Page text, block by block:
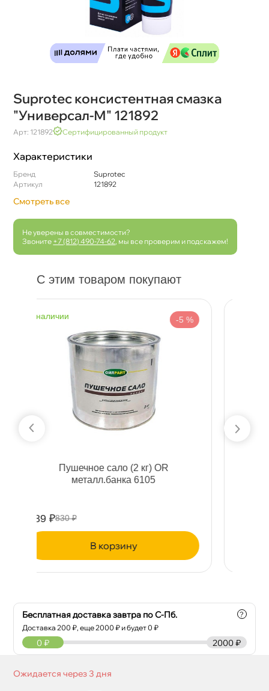
Suprotec консистентная смазка
"Универсал-М" 121892
Арт: 121892 Сертифицированный продукт
Характеристики
Бренд
Suprotec
Артикул
121892
Смотреть все
Не уверены в совместимости?
Звоните +7 (812) 490-74-62 , мы все проверим и подскажем!
С этим товаром покупают
наличии
Gazpromneft Compressor Oil-46 (20 л)
253720018
7201 ₽
корзину
Бесплатная доставка завтра по С-Пб.
Доставка200 ₽, еще2000 ₽ и будет 0 ₽
?
2000 ₽
0 ₽
Ожидается через 3 дня